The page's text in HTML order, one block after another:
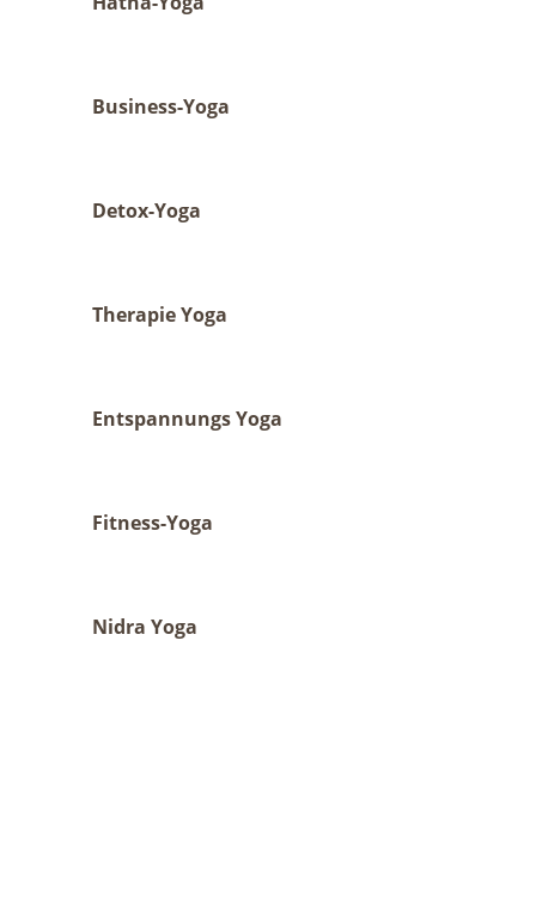
Business-Yoga
Detox-Yoga
Therapie Yoga
Entspannungs Yoga
Fitness-Yoga
Nidra Yoga